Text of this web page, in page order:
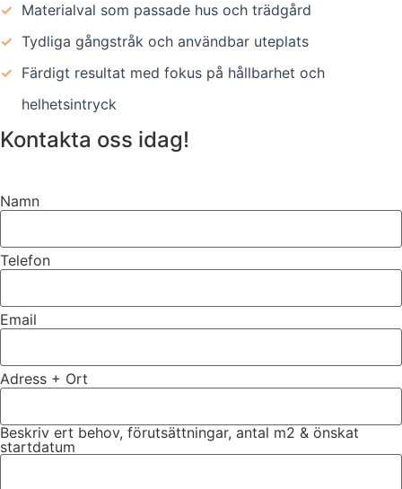
✓ Materialval som passade hus och trädgård
✓ Tydliga gångstråk och användbar uteplats
✓ Färdigt resultat med fokus på hållbarhet och
helhetsintryck
Kontakta oss idag!
Namn
Telefon
Email
Adress + Ort
Beskriv ert behov, förutsättningar, antal m2 & önskat
startdatum